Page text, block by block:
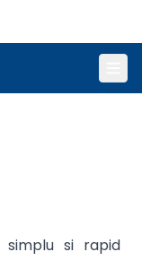
simplu si rapid